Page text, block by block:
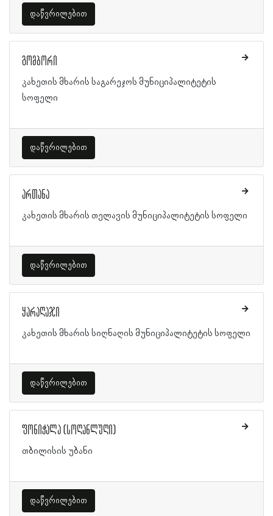
დაწვრილებით
გომბორი
კახეთის მხარის საგარეჯოს მუნიციპალიტეტის
სოფელი
დაწვრილებით
ართანა
კახეთის მხარის თელავის მუნიციპალიტეტის სოფელი
დაწვრილებით
ყარაღაჯი
კახეთის მხარის სიღნაღის მუნიციპალიტეტის სოფელი
დაწვრილებით
ფონიჭალა (სოღანლუღი)
თბილისის უბანი
დაწვრილებით